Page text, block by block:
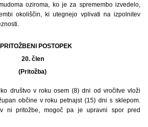
oziroma, ko je za spremembo izvedelo,
okoliščin, ki utegnejo vplivati na izpolnitev
POSTOPEK
20. člen
(Pritožba)
društvo v roku osem (8) dni od vročitve vloži
občine v roku petnajst (15) dni s sklepom.
ni pritožbe, mogoč pa je upravni spor pred